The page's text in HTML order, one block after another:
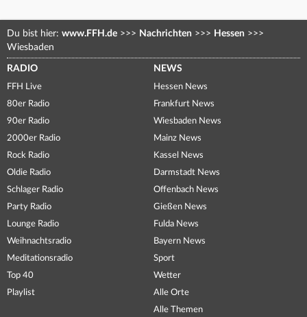
Du bist hier: www.FFH.de >>> Nachrichten >>> Hessen >>>
Wiesbaden
RADIO
FFH Live
80er Radio
90er Radio
2000er Radio
Rock Radio
Oldie Radio
Schlager Radio
Party Radio
Lounge Radio
Weihnachtsradio
Meditationsradio
Top 40
Playlist
NEWS
Hessen News
Frankfurt News
Wiesbaden News
Mainz News
Kassel News
Darmstadt News
Offenbach News
Gießen News
Fulda News
Bayern News
Sport
Wetter
Alle Orte
Alle Themen